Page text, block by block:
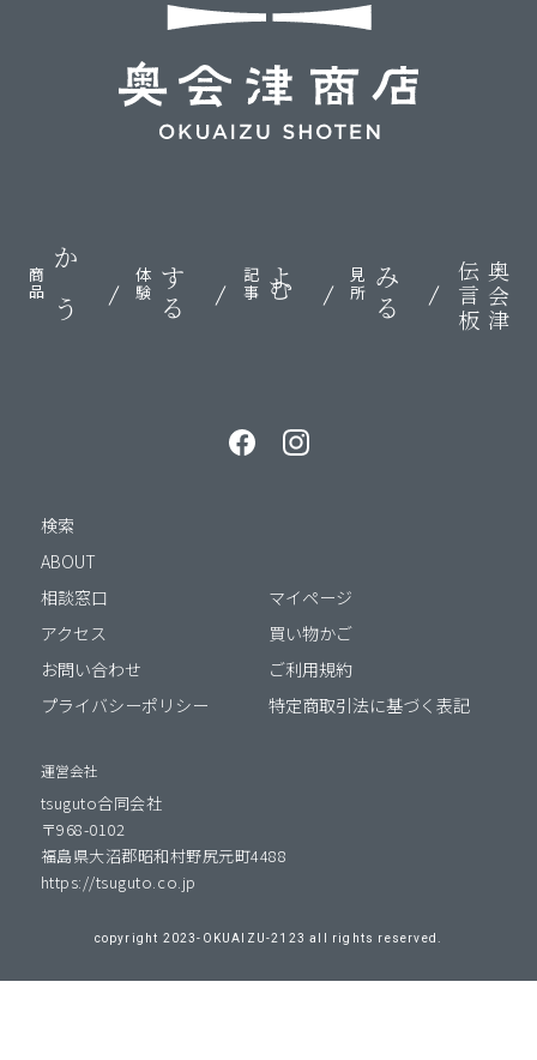
かう
商品 する
体験 よむ
記事 みる
見所 奥会津
伝言板
検索
ABOUT
相談窓口
アクセス
お問い合わせ
プライバシーポリシー
マイページ
買い物かご
ご利用規約
特定商取引法に基づく表記
運営会社
tsuguto合同会社
〒968-0102
福島県大沼郡昭和村野尻元町4488
https://tsuguto.co.jp
copyright 2023-OKUAIZU-2123 all rights reserved.